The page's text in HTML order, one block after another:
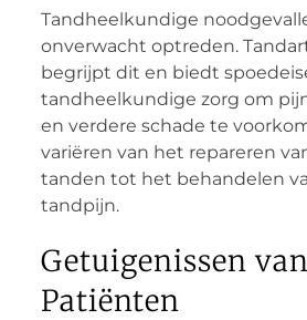
Tandheelkundige
onverwacht optreden.
begrijpt dit en biedt
tandheelkundige zorg om
en verdere schade te
variëren van het repareren
tanden tot het behandelen
tandpijn.
Getuigenissen
Patiënten